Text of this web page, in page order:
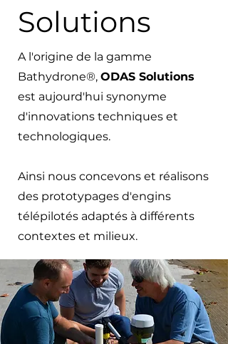
Solutions
A l'origine de la gamme
Bathydrone®, ODAS Solutions
est aujourd'hui synonyme
d'innovations techniques et
technologiques.
Ainsi nous concevons et réalisons
des prototypages d'engins
télépilotés adaptés à différents
contextes et milieux.